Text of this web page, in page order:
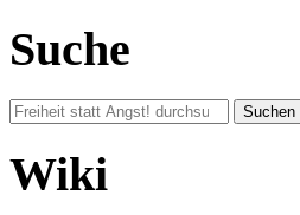
Suche
Wiki